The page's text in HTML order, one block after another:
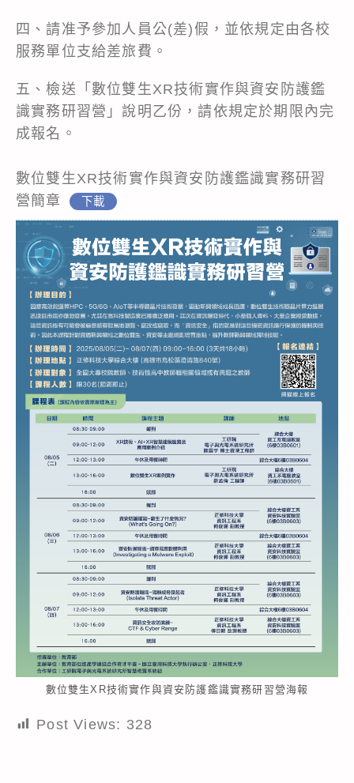
四、請准予參加人員公(差)假，並依規定由各校
服務單位支給差旅費。
五、檢送「數位雙生XR技術實作與資安防護鑑
識實務研習營」說明乙份，請依規定於期限內完
成報名。
數位雙生XR技術實作與資安防護鑑識實務研習
營簡章
下載
數位雙生XR技術實作與資安防護鑑識實務研習營海報
Post Views: 328